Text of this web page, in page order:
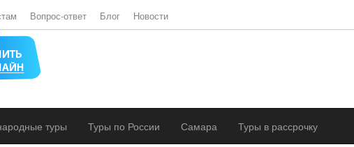
Вопрос-ответ Блог Новости
туры
Туры по России Самара Туры в рассрочку